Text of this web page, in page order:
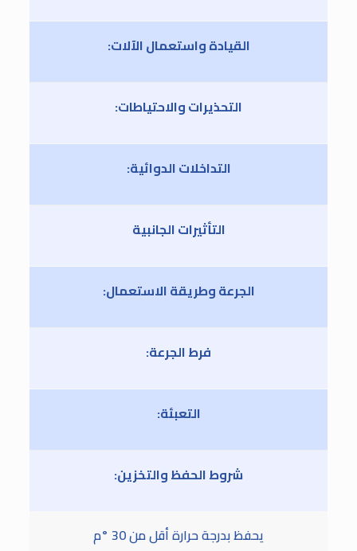
القيادة واستعمال الآلات:
التحذيرات والاحتياطات:
التداخلات الدوائية:
التأثيرات الجانبية
الجرعة وطريقة الاستعمال:
فرط الجرعة:
التعبئة:
شروط الحفظ والتخزين:
يحفظ بدرجة حرارة أقل من 30 °م